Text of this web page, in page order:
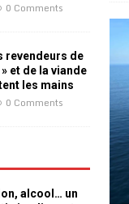
0 Comments
revendeurs de
et de la viande
les mains
0 Comments
alcool… un